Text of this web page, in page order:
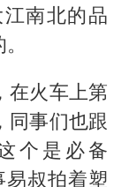
南北的品
在火车上第
同事们也跟
个是必备
易叔拍着塑